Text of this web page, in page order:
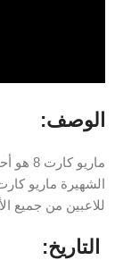
الوصف:
الشهيرة ماريو
للاعبين من جميع
️ التاريخ: